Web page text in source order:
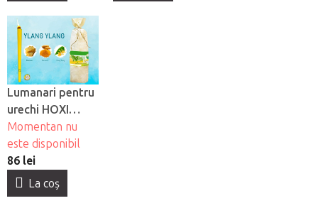
Lumanari pentru
urechi HOXI
Ylang Ylang, 10
buc
Momentan nu
este disponibil
86 lei
La coş